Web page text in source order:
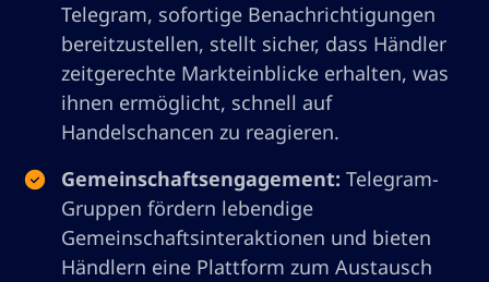
Telegram, sofortige Benachrichtigungen
bereitzustellen, stellt sicher, dass Händler
zeitgerechte Markteinblicke erhalten, was
ihnen ermöglicht, schnell auf
Handelschancen zu reagieren.
Gemeinschaftsengagement: Telegram-
Gruppen fördern lebendige
Gemeinschaftsinteraktionen und bieten
Händlern eine Plattform zum Austausch